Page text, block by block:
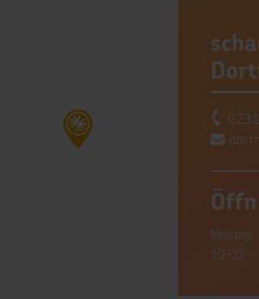
10:00 -